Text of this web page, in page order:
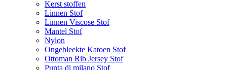
Kerst stoffen
Linnen Stof
Linnen Viscose Stof
Mantel Stof
Nylon
Ongebleekte Katoen Stof
Ottoman Rib Jersey Stof
Punta di milano Stof